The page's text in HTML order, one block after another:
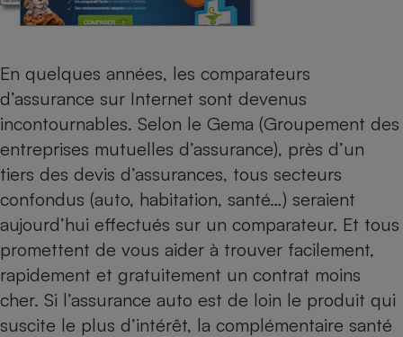
En quelques années, les comparateurs
d’assurance sur Internet sont devenus
incontournables. Selon le Gema (Groupement des
entreprises mutuelles d’assurance), près d’un
tiers des devis d’assurances, tous secteurs
confondus (auto, habitation, santé…) seraient
aujourd’hui effectués sur un comparateur. Et tous
promettent de vous aider à trouver facilement,
rapidement et gratuitement un contrat moins
cher. Si l’assurance auto est de loin le produit qui
suscite le plus d’intérêt, la complémentaire santé
bouteille
Assurance emprunteur
Banque
Petit électroménager -
Lave-linge
Téléviseur
Matelas
Mutuelle
Antimoustique